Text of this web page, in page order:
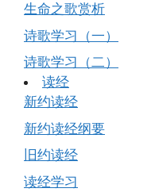
生命之歌赏析
诗歌学习（一）
诗歌学习（二）
读经
新约读经
新约读经纲要
旧约读经
读经学习